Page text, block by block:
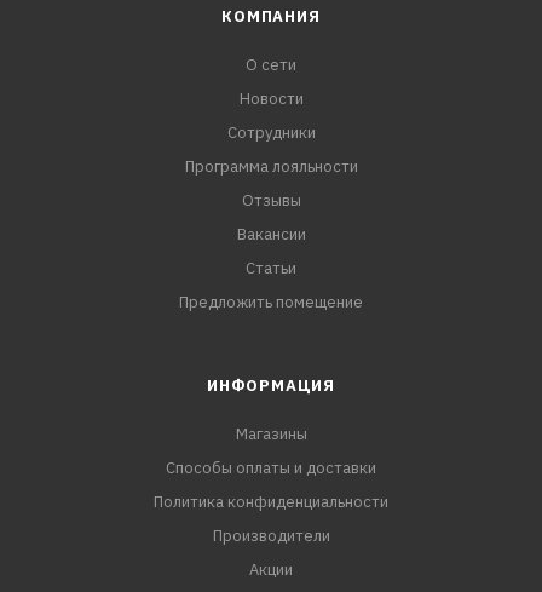
КОМПАНИЯ
О сети
Новости
Сотрудники
Программа лояльности
Отзывы
Вакансии
Статьи
Предложить помещение
ИНФОРМАЦИЯ
Магазины
Способы оплаты и доставки
Политика конфиденциальности
Производители
Акции